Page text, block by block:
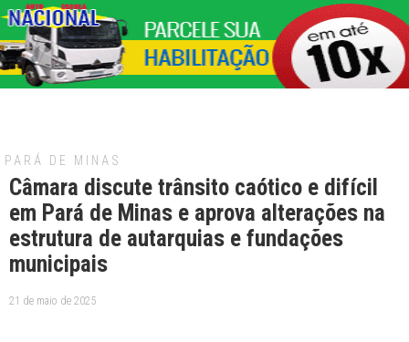
PARÁ DE MINAS
Câmara discute trânsito caótico e difícil
em Pará de Minas e aprova alterações na
estrutura de autarquias e fundações
municipais
21 de maio de 2025